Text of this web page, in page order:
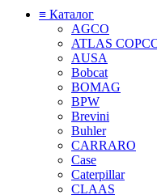
≡ Каталог
AGCO
ATLAS
AUSA
Bobcat
BOMAG
BPW
Brevini
Buhler
CARRARO
Case
Caterpillar
CLAAS